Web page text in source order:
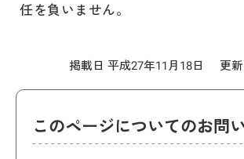
任を負いません。
掲載日 平成27年11月18日 更
このページについてのお問